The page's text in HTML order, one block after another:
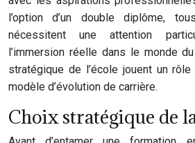
l’option d’un double diplôme,
nécessitent une attention
l’immersion réelle dans le monde
stratégique de l’école jouent un
modèle d’évolution de carrière.
Choix stratégique de